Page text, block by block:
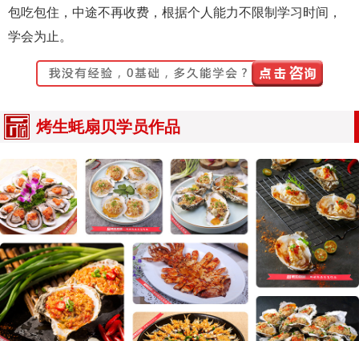
包吃包住，中途不再收费，根据个人能力不限制学习时间，
学会为止。
烤生蚝扇贝学员作品